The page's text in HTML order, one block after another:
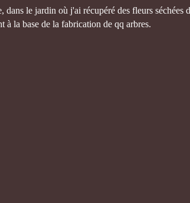
dans le jardin où j'ai récupéré des fleurs séchées
à la base de la fabrication de qq arbres.